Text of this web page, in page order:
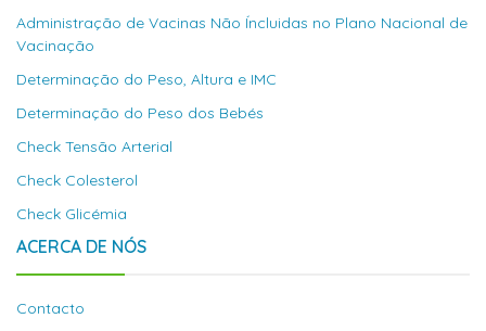
Administração de Vacinas Não Íncluidas no Plano Nacional de
Vacinação
Determinação do Peso, Altura e IMC
Determinação do Peso dos Bebés
Check Tensão Arterial
Check Colesterol
Check Glicémia
ACERCA DE NÓS
Contacto